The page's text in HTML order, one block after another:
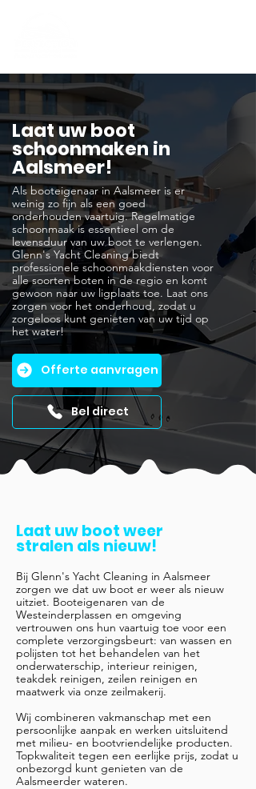
Laat uw boot
schoonmaken in
Aalsmeer!
Als booteigenaar in Aalsmeer is er
weinig zo fijn als een goed
onderhouden vaartuig. Regelmatige
schoonmaak is essentieel om de
levensduur van uw boot te verlengen.
Glenn's Yacht Cleaning biedt
professionele schoonmaakdiensten voor
alle soorten boten in de regio en komt
gewoon naar uw ligplaats toe. Laat ons
zorgen voor het onderhoud, zodat u
zorgeloos kunt genieten van uw tijd op
het water!
Offerte aanvragen
Bel direct
Laat uw boot weer
stralen als nieuw!
Bij Glenn's Yacht Cleaning in Aalsmeer
zorgen we dat uw boot er weer als nieuw
uitziet. Booteigenaren van de
Westeinderplassen en omgeving
vertrouwen ons hun vaartuig toe voor een
complete verzorgingsbeurt: van wassen en
polijsten tot het behandelen van het
onderwaterschip, interieur reinigen,
teakdek reinigen, zeilen reinigen en
maatwerk via onze zeilmakerij.
Wij combineren vakmanschap met een
persoonlijke aanpak en werken uitsluitend
met milieu- en bootvriendelijke producten.
Topkwaliteit tegen een eerlijke prijs, zodat u
onbezorgd kunt genieten van de
Aalsmeerder wateren.